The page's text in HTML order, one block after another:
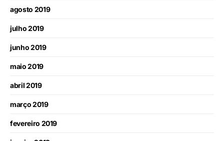
agosto 2019
julho 2019
junho 2019
maio 2019
abril 2019
março 2019
fevereiro 2019